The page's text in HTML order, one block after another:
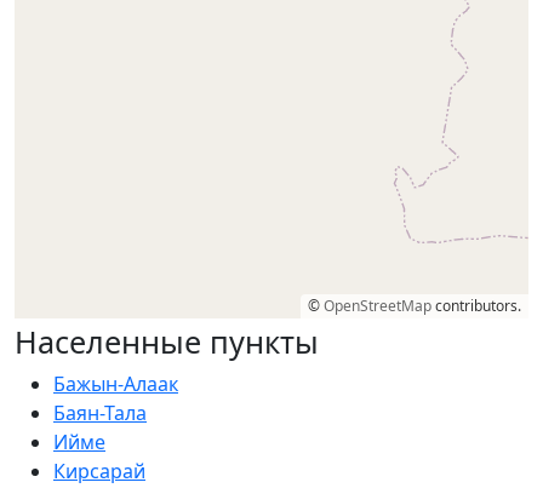
©OpenStreetMapcontributors.
Населенные пункты
Бажын-Алаак
Баян-Тала
Ийме
Кирсарай